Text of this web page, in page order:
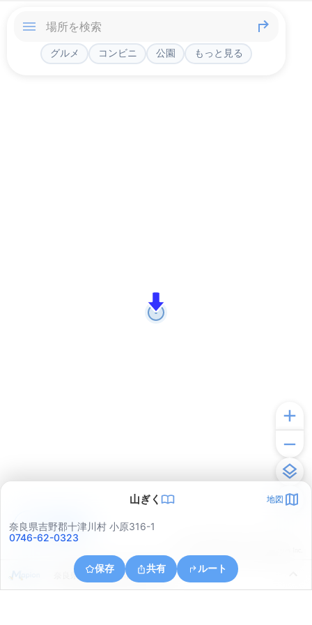
グルメ コンビニ 公園 もっと見る
山ぎく 地図
奈良県吉野郡十津川村 小原316-1
0746-62-0323
保存 共有 ルート
奈良県吉野郡十津川村大字小森
アプリで見る